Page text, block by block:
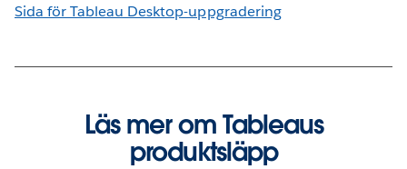
Sida för Tableau Desktop-uppgradering
Läs mer om Tableaus
produktsläpp